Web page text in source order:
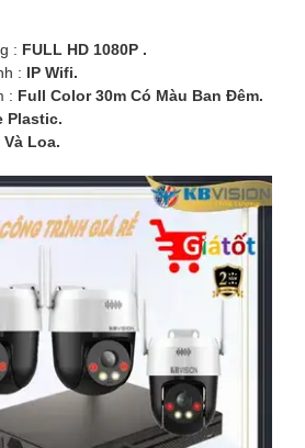
: FULL HD 1080P .
: IP Wifi.
: Full Color 30m Có Màu Ban Ðêm.
Plastic.
Loa.